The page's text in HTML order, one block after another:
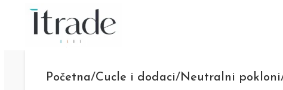
Početna Cucle i dodaci Neutralni pokloni